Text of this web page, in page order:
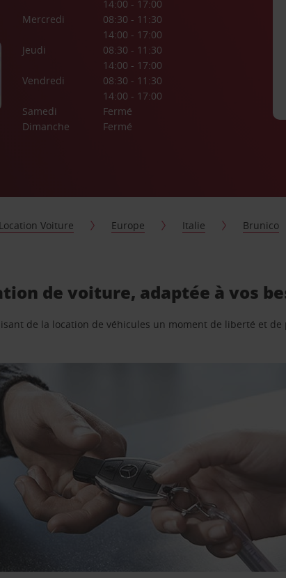
14:00 - 17:00
Mercredi
08:30 - 11:30
14:00 - 17:00
Jeudi
08:30 - 11:30
14:00 - 17:00
Vendredi
08:30 - 11:30
14:00 - 17:00
Samedi
Fermé
Dimanche
Fermé
Location Voiture Europe Italie Brunico
de voiture, adaptée à vos
de la location de véhicules un moment de liberté et